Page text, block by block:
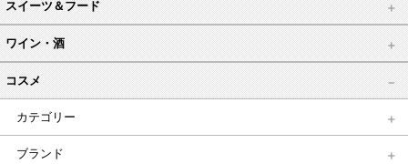
スイーツ＆フード
ワイン・酒
コスメ
カテゴリー
ブランド